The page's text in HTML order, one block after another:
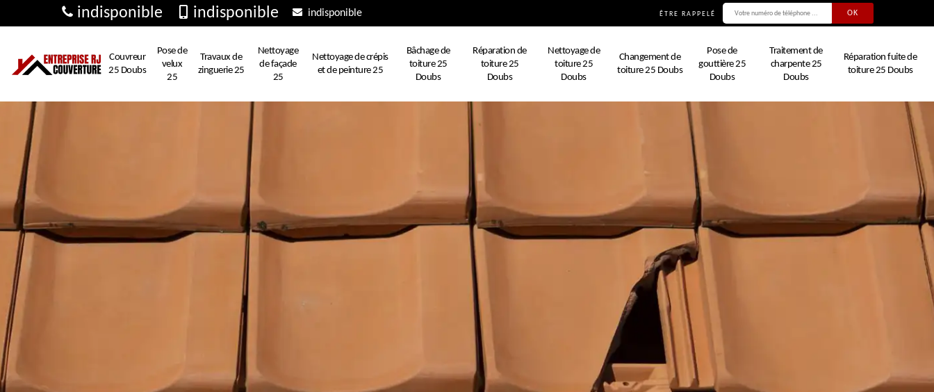
indisponible indisponible indisponible ÊTRE RAPPELÉ
Couvreur
25 Doubs
Pose de
velux
25
Travaux de
zinguerie 25
Nettoyage
de façade
25
Nettoyage de crépis
et de peinture 25
Bâchage de
toiture 25
Doubs
Réparation de
toiture 25
Doubs
Nettoyage de
toiture 25
Doubs
Changement de
toiture 25 Doubs
Pose de
gouttière 25
Doubs
Traitement de
charpente 25
Doubs
Réparation fuite de
toiture 25 Doubs